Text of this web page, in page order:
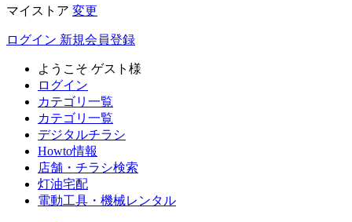
マイストア 変更
ログイン 新規会員登録
ようこそ ゲスト様
ログイン
カテゴリ一覧
カテゴリ一覧
デジタルチラシ
Howto情報
店舗・チラシ検索
灯油宅配
電動工具・機械レンタル